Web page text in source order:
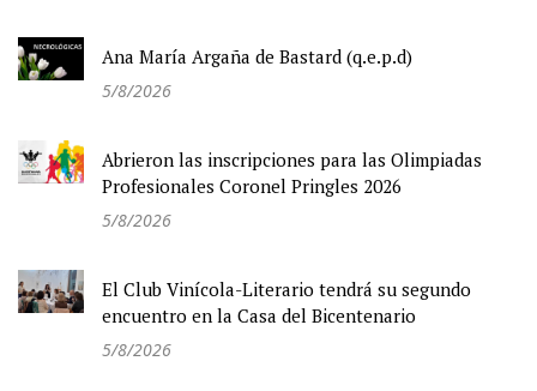
Ana María Argaña de Bastard (q.e.p.d)
5/8/2026
Abrieron las inscripciones para las Olimpiadas
Profesionales Coronel Pringles 2026
5/8/2026
El Club Vinícola-Literario tendrá su segundo
encuentro en la Casa del Bicentenario
5/8/2026